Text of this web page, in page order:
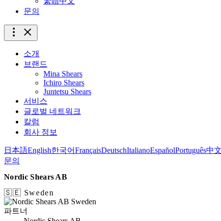
문의
소개
브랜드
Mina Shears
Ichiro Shears
Juntetsu Shears
서비스
글로벌 네트워크
칼럼
회사 정보
日本語English한국어FrançaisDeutschItalianoEspañolPortuguês中文
문의
Nordic Shears AB
🇸🇪 Sweden
파트너